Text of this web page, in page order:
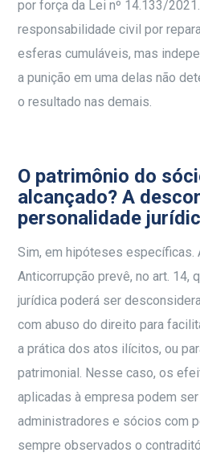
por força da Lei nº 14.133/
responsabilidade civil por
esferas cumuláveis, mas
a punição em uma delas não
o resultado nas demais.
O patrimônio do
alcançado? A
personalidade
Sim, em hipóteses específicas.
Anticorrupção prevê, no art. 14,
jurídica poderá ser
com abuso do direito para
a prática dos atos ilícitos, ou
patrimonial. Nesse caso, os
aplicadas à empresa podem
administradores e sócios com
sempre observados o